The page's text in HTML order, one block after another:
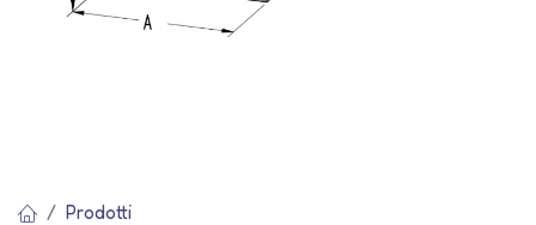
Prodotti